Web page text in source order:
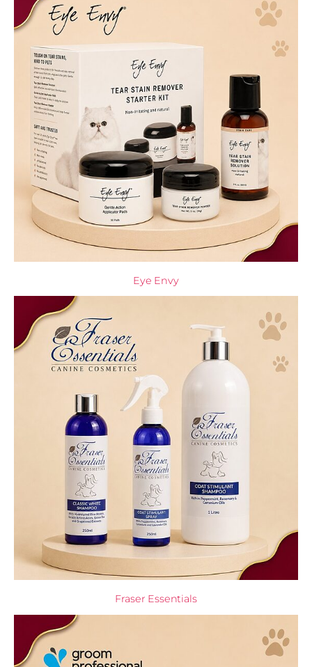
Eye Envy
Fraser Essentials